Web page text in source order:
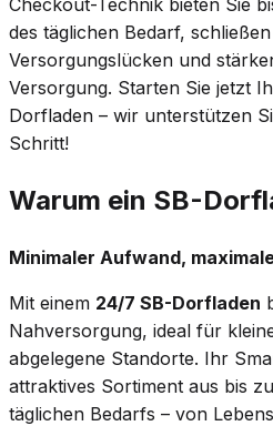
des täglichen Bedarf, schließen
Versorgungslücken und
Versorgung. Starten Sie jetzt
Dorfladen – wir unterstützen
Schritt!
Warum ein SB-
Minimaler Aufwand,
Mit einem 24/7 SB-Dorfladen
Nahversorgung, ideal für
abgelegene Standorte. Ihr
attraktives Sortiment aus bis
täglichen Bedarfs – von